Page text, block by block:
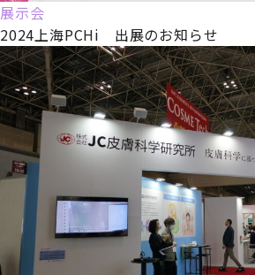
展示会
2024上海PCHi 出展のお知らせ